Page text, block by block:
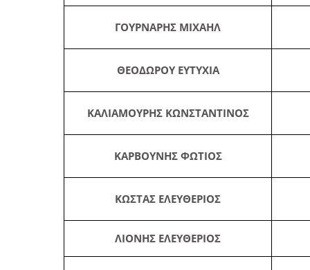
ΓΟΥΡΝΑΡΗΣ ΜΙΧΑΗΛ
ΘΕΟΔΩΡΟΥ ΕΥΤΥΧΙΑ
ΚΑΛΙΑΜΟΥΡΗΣ ΚΩΝΣΤΑΝΤΙΝΟΣ
ΚΑΡΒΟΥΝΗΣ ΦΩΤΙΟΣ
ΚΩΣΤΑΣ ΕΛΕΥΘΕΡΙΟΣ
ΛΙΟΝΗΣ ΕΛΕΥΘΕΡΙΟΣ